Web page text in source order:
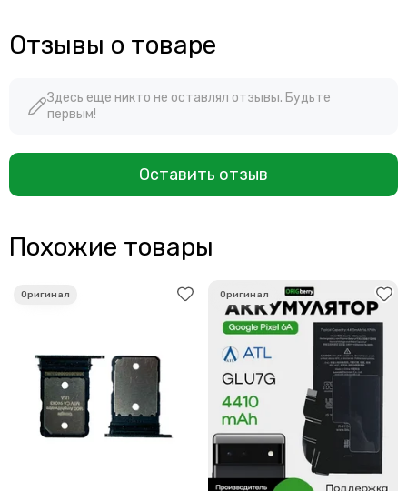
Отзывы о товаре
Здесь еще никто не оставлял отзывы. Будьте
первым!
Оставить отзыв
Похожие товары